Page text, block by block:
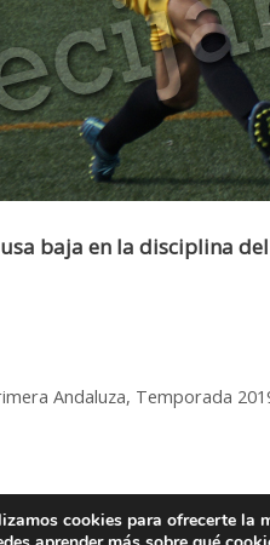
baja en la disciplina
Andaluza, Temporada
© 2026
cookies para ofrecerte la